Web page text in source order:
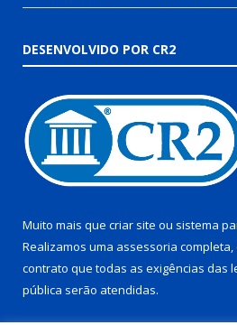
DESENVOLVIDO POR CR2
Muito mais que criar site ou sistema
Realizamos uma assessoria
contrato que todas as exigências das
pública serão atendidas.